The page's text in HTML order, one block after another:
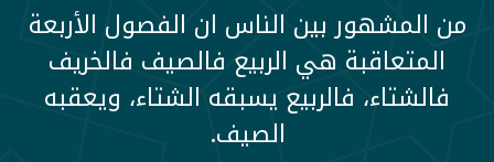
من المشهور بين الناس ان الفصول الأربعة
المتعاقبة هي الربيع فالصيف فالخريف
فالشتاء، فالربيع يسبقه الشتاء، ويعقبه
الصيف.